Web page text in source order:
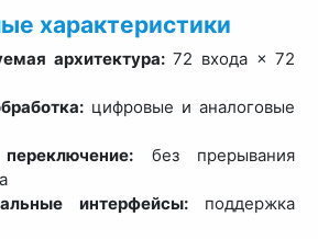
характеристики
архитектура:72 входа × 72
цифровые и аналоговые
без прерывания
интерфейсы:поддержка